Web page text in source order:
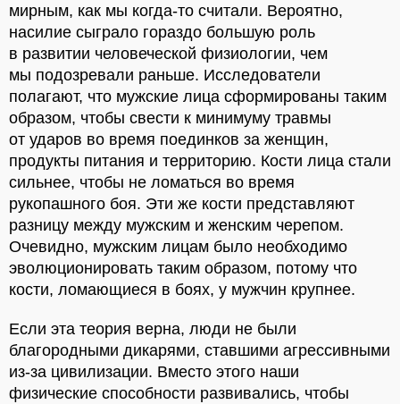
мирным, как мы когда-то считали. Вероятно,
насилие сыграло гораздо большую роль
в развитии человеческой физиологии, чем
мы подозревали раньше. Исследователи
полагают, что мужские лица сформированы таким
образом, чтобы свести к минимуму травмы
от ударов во время поединков за женщин,
продукты питания и территорию. Кости лица стали
сильнее, чтобы не ломаться во время
рукопашного боя. Эти же кости представляют
разницу между мужским и женским черепом.
Очевидно, мужским лицам было необходимо
эволюционировать таким образом, потому что
кости, ломающиеся в боях, у мужчин крупнее.
Если эта теория верна, люди не были
благородными дикарями, ставшими агрессивными
из-за цивилизации. Вместо этого наши
физические способности развивались, чтобы